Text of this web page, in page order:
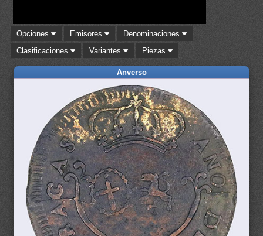
Opciones Emisores
Denominaciones
Clasificaciones
Variantes Piezas
Anverso